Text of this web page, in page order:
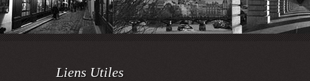
Liens Utiles